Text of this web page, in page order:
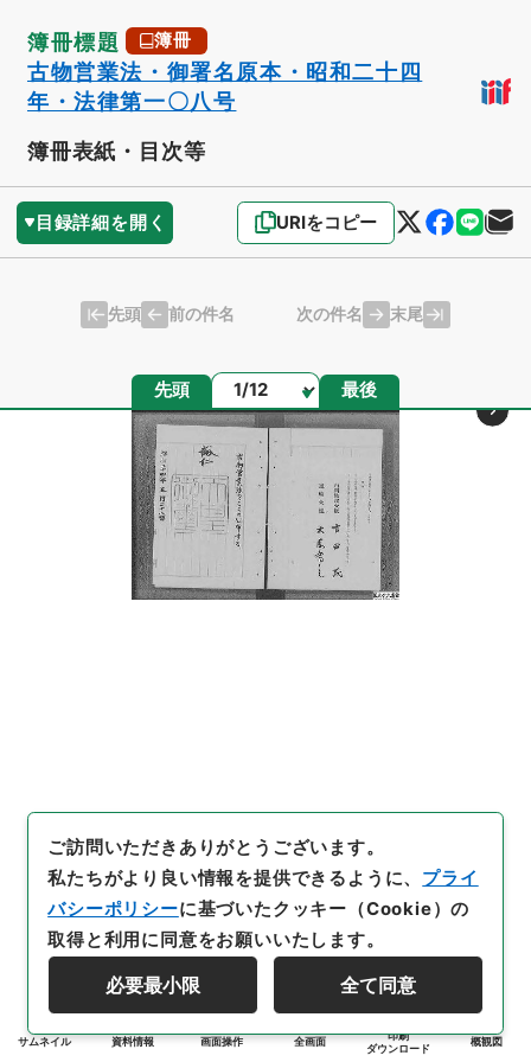
簿冊標題 簿冊
古物営業法・御署名原本・昭和二十四
年・法律第一〇八号
簿冊表紙・目次等
目録詳細を開く URIをコピー
先頭 前の件名 次の件名 末尾
先頭 ページ 最後
サムネイル 資料情報 画面操作 全画面
印刷
ダウンロード
概観図
ご訪問いただきありがとうございます。
私たちがより良い情報を提供できるように、 プライ
バシーポリシーに基づいたクッキー（Cookie）の
取得と利用に同意をお願いいたします。
必要最小限 全て同意